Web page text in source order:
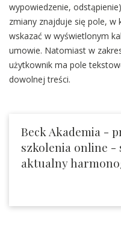
wypowiedzenie,
zmiany znajduje się pole,
wskazać w wyświetlonym
umowie. Natomiast w
użytkownik ma pole
dowolnej treści.
Beck Akademia -
szkolenia online -
aktualny